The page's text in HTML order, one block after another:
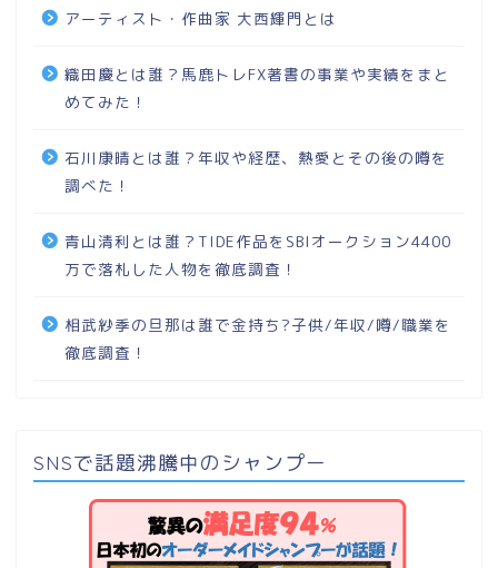
アーティスト・作曲家 大西輝門とは
織田慶とは誰？馬鹿トレFX著書の事業や実績をまと
めてみた！
石川康晴とは誰？年収や経歴、熱愛とその後の噂を
調べた！
青山清利とは誰？TIDE作品をSBIオークション4400
万で落札した人物を徹底調査！
相武紗季の旦那は誰で金持ち?子供/年収/噂/職業を
徹底調査！
SNSで話題沸騰中のシャンプー